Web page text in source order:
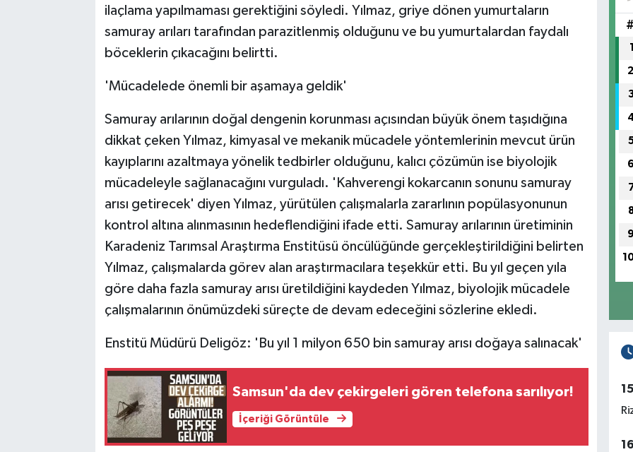
ilaçlama yapılmaması gerektiğini söyledi. Yılmaz, griye dönen yumurtaların
samuray arıları tarafından parazitlenmiş olduğunu ve bu yumurtalardan faydalı
böceklerin çıkacağını belirtti.
'Mücadelede önemli bir aşamaya geldik'
Samuray arılarının doğal dengenin korunması açısından büyük önem taşıdığına
dikkat çeken Yılmaz, kimyasal ve mekanik mücadele yöntemlerinin mevcut ürün
kayıplarını azaltmaya yönelik tedbirler olduğunu, kalıcı çözümün ise biyolojik
mücadeleyle sağlanacağını vurguladı. 'Kahverengi kokarcanın sonunu samuray
arısı getirecek' diyen Yılmaz, yürütülen çalışmalarla zararlının popülasyonunun
kontrol altına alınmasının hedeflendiğini ifade etti. Samuray arılarının üretiminin
Karadeniz Tarımsal Araştırma Enstitüsü öncülüğünde gerçekleştirildiğini belirten
Yılmaz, çalışmalarda görev alan araştırmacılara teşekkür etti. Bu yıl geçen yıla
göre daha fazla samuray arısı üretildiğini kaydeden Yılmaz, biyolojik mücadele
çalışmalarının önümüzdeki süreçte de devam edeceğini sözlerine ekledi.
Enstitü Müdürü Deligöz: 'Bu yıl 1 milyon 650 bin samuray arısı doğaya salınacak'
Samsun'da dev çekirgeleri gören telefona sarılıyor!
İçeriği Görüntüle
#
1
2
6
9